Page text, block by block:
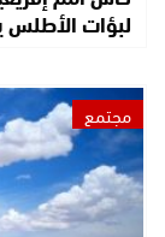
لبؤات الأطلس
مجتمع